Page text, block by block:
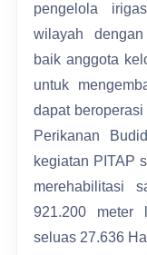
pengelola
wilayah
baik anggota
untuk
dapat beroperasi
Perikanan
kegiatan PITAP
merehabilitasi
921.200 meter
seluas 27.636